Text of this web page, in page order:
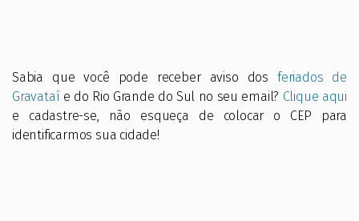
Sabia que você pode receber aviso dos feriados de
Gravataí e do Rio Grande do Sul no seu email? Clique aqui
e cadastre-se, não esqueça de colocar o CEP para
identificarmos sua cidade!